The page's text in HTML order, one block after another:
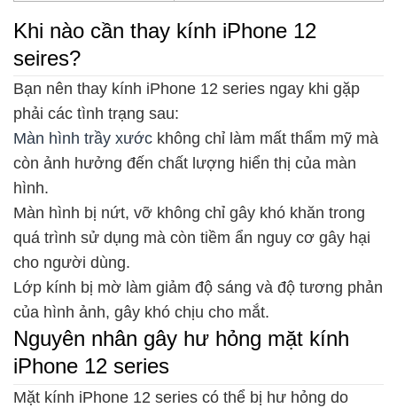
Khi nào cần thay kính iPhone 12
seires?
Bạn nên thay kính iPhone 12 series ngay khi gặp
phải các tình trạng sau:
Màn hình trầy xước không chỉ làm mất thẩm mỹ mà
còn ảnh hưởng đến chất lượng hiển thị của màn
hình.
Màn hình bị nứt, vỡ không chỉ gây khó khăn trong
quá trình sử dụng mà còn tiềm ẩn nguy cơ gây hại
cho người dùng.
Lớp kính bị mờ làm giảm độ sáng và độ tương phản
của hình ảnh, gây khó chịu cho mắt.
Nguyên nhân gây hư hỏng mặt kính
iPhone 12 series
Mặt kính iPhone 12 series có thể bị hư hỏng do